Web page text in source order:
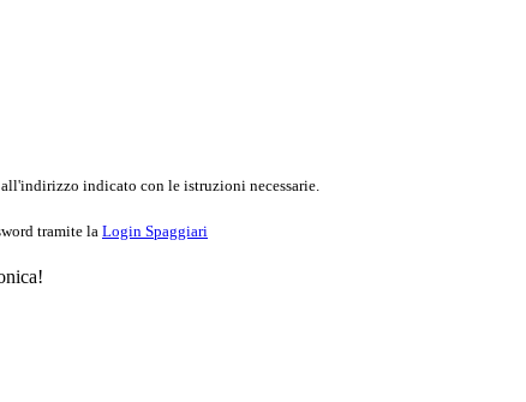
indicato con le istruzioni necessarie.
tramite la Login Spaggiari